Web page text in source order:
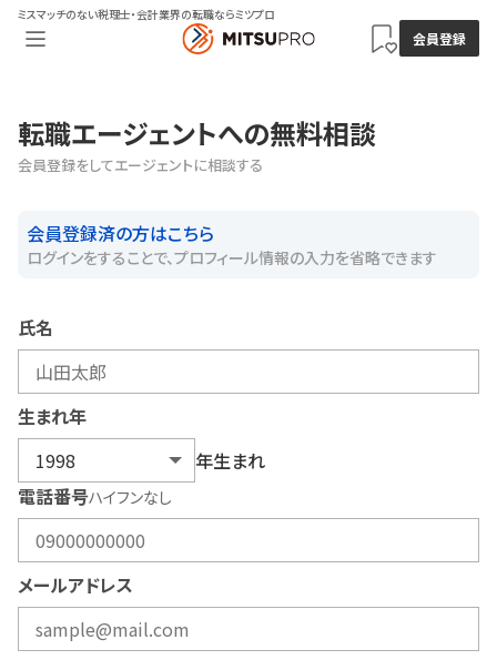
ミスマッチのない税理士・会計業界の転職ならミツプロ
会員登録
転職エージェントへの無料相談
会員登録をしてエージェントに相談する
会員登録済の方はこちら
ログインをすることで、プロフィール情報の入力を省略できます
氏名
生まれ年
年生まれ
電話番号ハイフンなし
メールアドレス